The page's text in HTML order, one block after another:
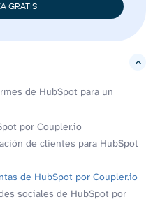
GRATIS
de HubSpot para un
por Coupler.io
de clientes para HubSpot
de HubSpot por Coupler.io
sociales de HubSpot por